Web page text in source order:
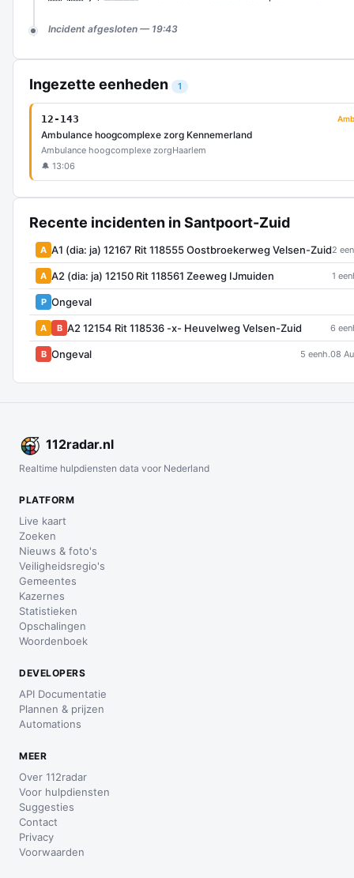
Incident afgesloten — 19:43
Ingezette eenheden 1
12-143
Ambulance hoogcomplexe zorg Kennemerland
Ambulance hoogcomplexe zorgHaarlem
🔔 13:06
Recente incidenten in Santpoort-Zuid
A A1 (dia: ja) 12167 Rit 118555 Oostbroekerweg Velsen-Zuid2
A A2 (dia: ja) 12150 Rit 118561 Zeeweg IJmuiden 1
P Ongeval
A B A2 12154 Rit 118536 -x- Heuvelweg Velsen-Zuid 6
B Ongeval 5 eenh.08
112radar.nl
Realtime hulpdiensten data voor Nederland
PLATFORM
Live kaart
Zoeken
Nieuws & foto's
Veiligheidsregio's
Gemeentes
Kazernes
Statistieken
Opschalingen
Woordenboek
DEVELOPERS
API Documentatie
Plannen & prijzen
Automations
MEER
Over 112radar
Voor hulpdiensten
Suggesties
Contact
Privacy
Voorwaarden